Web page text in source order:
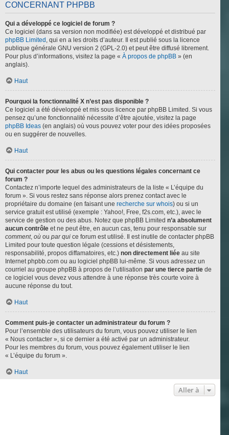
CONCERNANT PHPBB
Qui a développé ce logiciel de forum ?
Ce logiciel (dans sa version non modifiée) est développé et distribué par
phpBB Limited , qui en a les droits d’auteur. Il est publié sous la licence
publique générale GNU version 2 (GPL-2.0) et peut être diffusé librement.
Pour plus d’informations, visitez la page « À propos de phpBB » (en
anglais).
Haut
Pourquoi la fonctionnalité X n’est pas disponible ?
Ce logiciel a été développé et mis sous licence par phpBB Limited. Si vous
pensez qu’une fonctionnalité nécessite d’être ajoutée, visitez la page
phpBB Ideas (en anglais) où vous pouvez voter pour des idées proposées
ou en suggérer de nouvelles.
Haut
Qui contacter pour les abus ou les questions légales concernant ce
forum ?
Contactez n’importe lequel des administrateurs de la liste « L’équipe du
forum ». Si vous restez sans réponse alors prenez contact avec le
propriétaire du domaine (en faisant une recherche sur whois) ou si un
service gratuit est utilisé (exemple : Yahoo!, Free, f2s.com, etc.), avec le
service de gestion ou des abus. Notez que phpBB Limited n’a absolument
aucun contrôle et ne peut être, en aucun cas, tenu pour responsable sur
comment, où ou par qui ce forum est utilisé. Il est inutile de contacter phpBB
Limited pour toute question légale (cessions et désistements,
responsabilité, propos diffamatoires, etc.) non directement liée au site
Internet phpbb.com ou au logiciel phpBB lui-même. Si vous adressez un
courriel au groupe phpBB à propos de l’utilisation par une tierce partie de
ce logiciel vous devez vous attendre à une réponse très courte voire à
aucune réponse du tout.
Haut
Comment puis-je contacter un administrateur du forum ?
Pour l’ensemble des utilisateurs du forum, vous pouvez utiliser le lien
« Nous contacter », si ce dernier a été activé par un administrateur.
Pour les membres du forum, vous pouvez également utiliser le lien
« L’équipe du forum ».
Haut
Aller à